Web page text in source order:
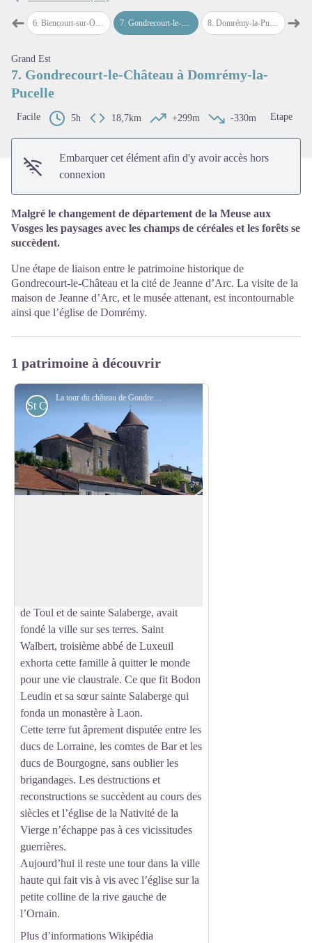
➜Étape précédente
6. Biencourt-sur-Orge à Gondrecourt-le-Château 7.Gondrecourt-le-Château à Domrémy-la-Pucelle 8. Domrémy-la-Pucelle à Châtenois 9.
➜
Grand Est
7. Gondrecourt-le-Château à Domrémy-la-
Pucelle
Facile 5h 18,7km +299m -330m Etape
Embarquer cet élément afin d'y avoir accès hors
connexion
Malgré le changement de département de la Meuse aux
Vosges les paysages avec les champs de céréales et les forêts se
succèdent.
Une étape de liaison entre le patrimoine historique de
Gondrecourt-le-Château et la cité de Jeanne d’Arc. La visite de la
maison de Jeanne d’Arc, et le musée attenant, est incontournable
ainsi que l’église de Domrémy.
1 patrimoine à découvrir
La tour du château de Gondrecourt 13e siècle - Amis saint Colomban
St Colomban
de Toul et de sainte Salaberge, avait
fondé la ville sur ses terres. Saint
Walbert, troisième abbé de Luxeuil
exhorta cette famille à quitter le monde
pour une vie claustrale. Ce que fit Bodon
Leudin et sa sœur sainte Salaberge qui
fonda un monastère à Laon.
Cette terre fut âprement disputée entre les
ducs de Lorraine, les comtes de Bar et les
ducs de Bourgogne, sans oublier les
brigandages. Les destructions et
reconstructions se succèdent au cours des
siècles et l’église de la Nativité de la
Vierge n’échappe pas à ces vicissitudes
guerrières.
Aujourd’hui il reste une tour dans la ville
haute qui fait vis à vis avec l’église sur la
petite colline de la rive gauche de
l’Ornain.
Plus d’informations Wikipédia